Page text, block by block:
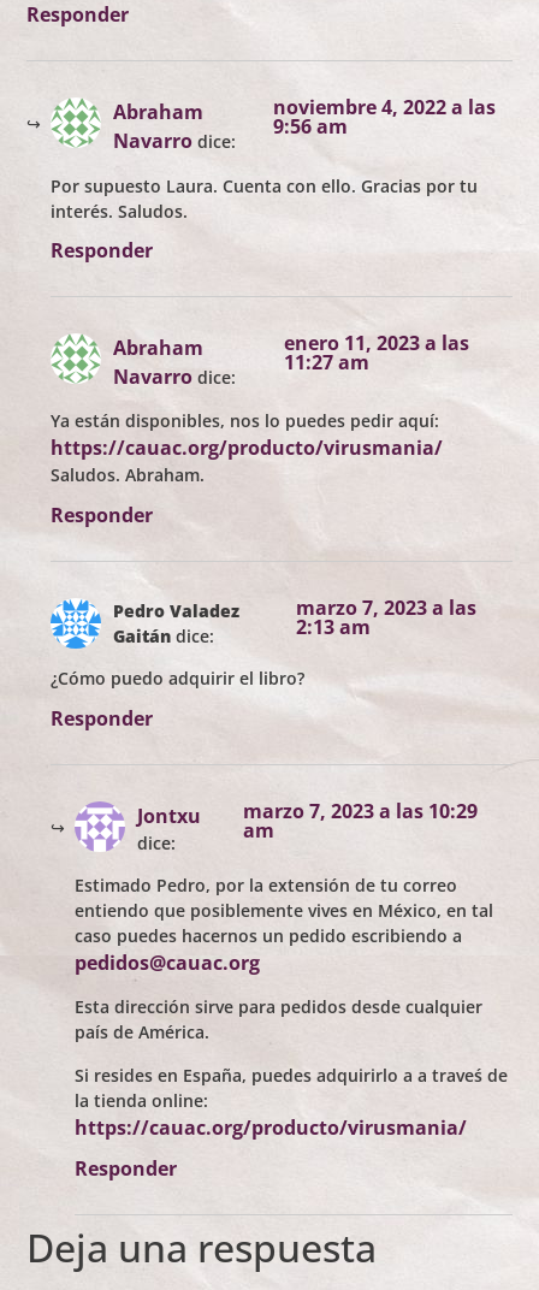
Responder
Abraham
Navarro dice:
noviembre 4, 2022 a las
9:56 am
Por supuesto Laura. Cuenta con ello. Gracias por tu
interés. Saludos.
Responder
Abraham
Navarro dice:
enero 11, 2023 a las
11:27 am
Ya están disponibles, nos lo puedes pedir aquí:
https://cauac.org/producto/virusmania/
Saludos. Abraham.
Responder
Pedro Valadez
Gaitán dice:
marzo 7, 2023 a las
2:13 am
¿Cómo puedo adquirir el libro?
Responder
Jontxu
dice:
marzo 7, 2023 a las 10:29
am
Estimado Pedro, por la extensión de tu correo
entiendo que posiblemente vives en México, en tal
caso puedes hacernos un pedido escribiendo a
pedidos@cauac.org
Esta dirección sirve para pedidos desde cualquier
país de América.
Si resides en España, puedes adquirirlo a a traveś de
la tienda online:
https://cauac.org/producto/virusmania/
Responder
Deja una respuesta